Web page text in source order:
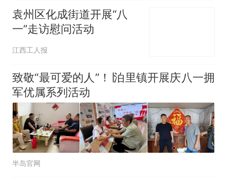
传，院方回应：喻良教授已卸
任院长一职，不清楚辞职信来
源；曾用手绘图做头像
袁州区化成街道开展“八
一”走访慰问活动
江西工人报
致敬“最可爱的人”！∣泊里镇开展庆八一拥
军优属系列活动
半岛官网